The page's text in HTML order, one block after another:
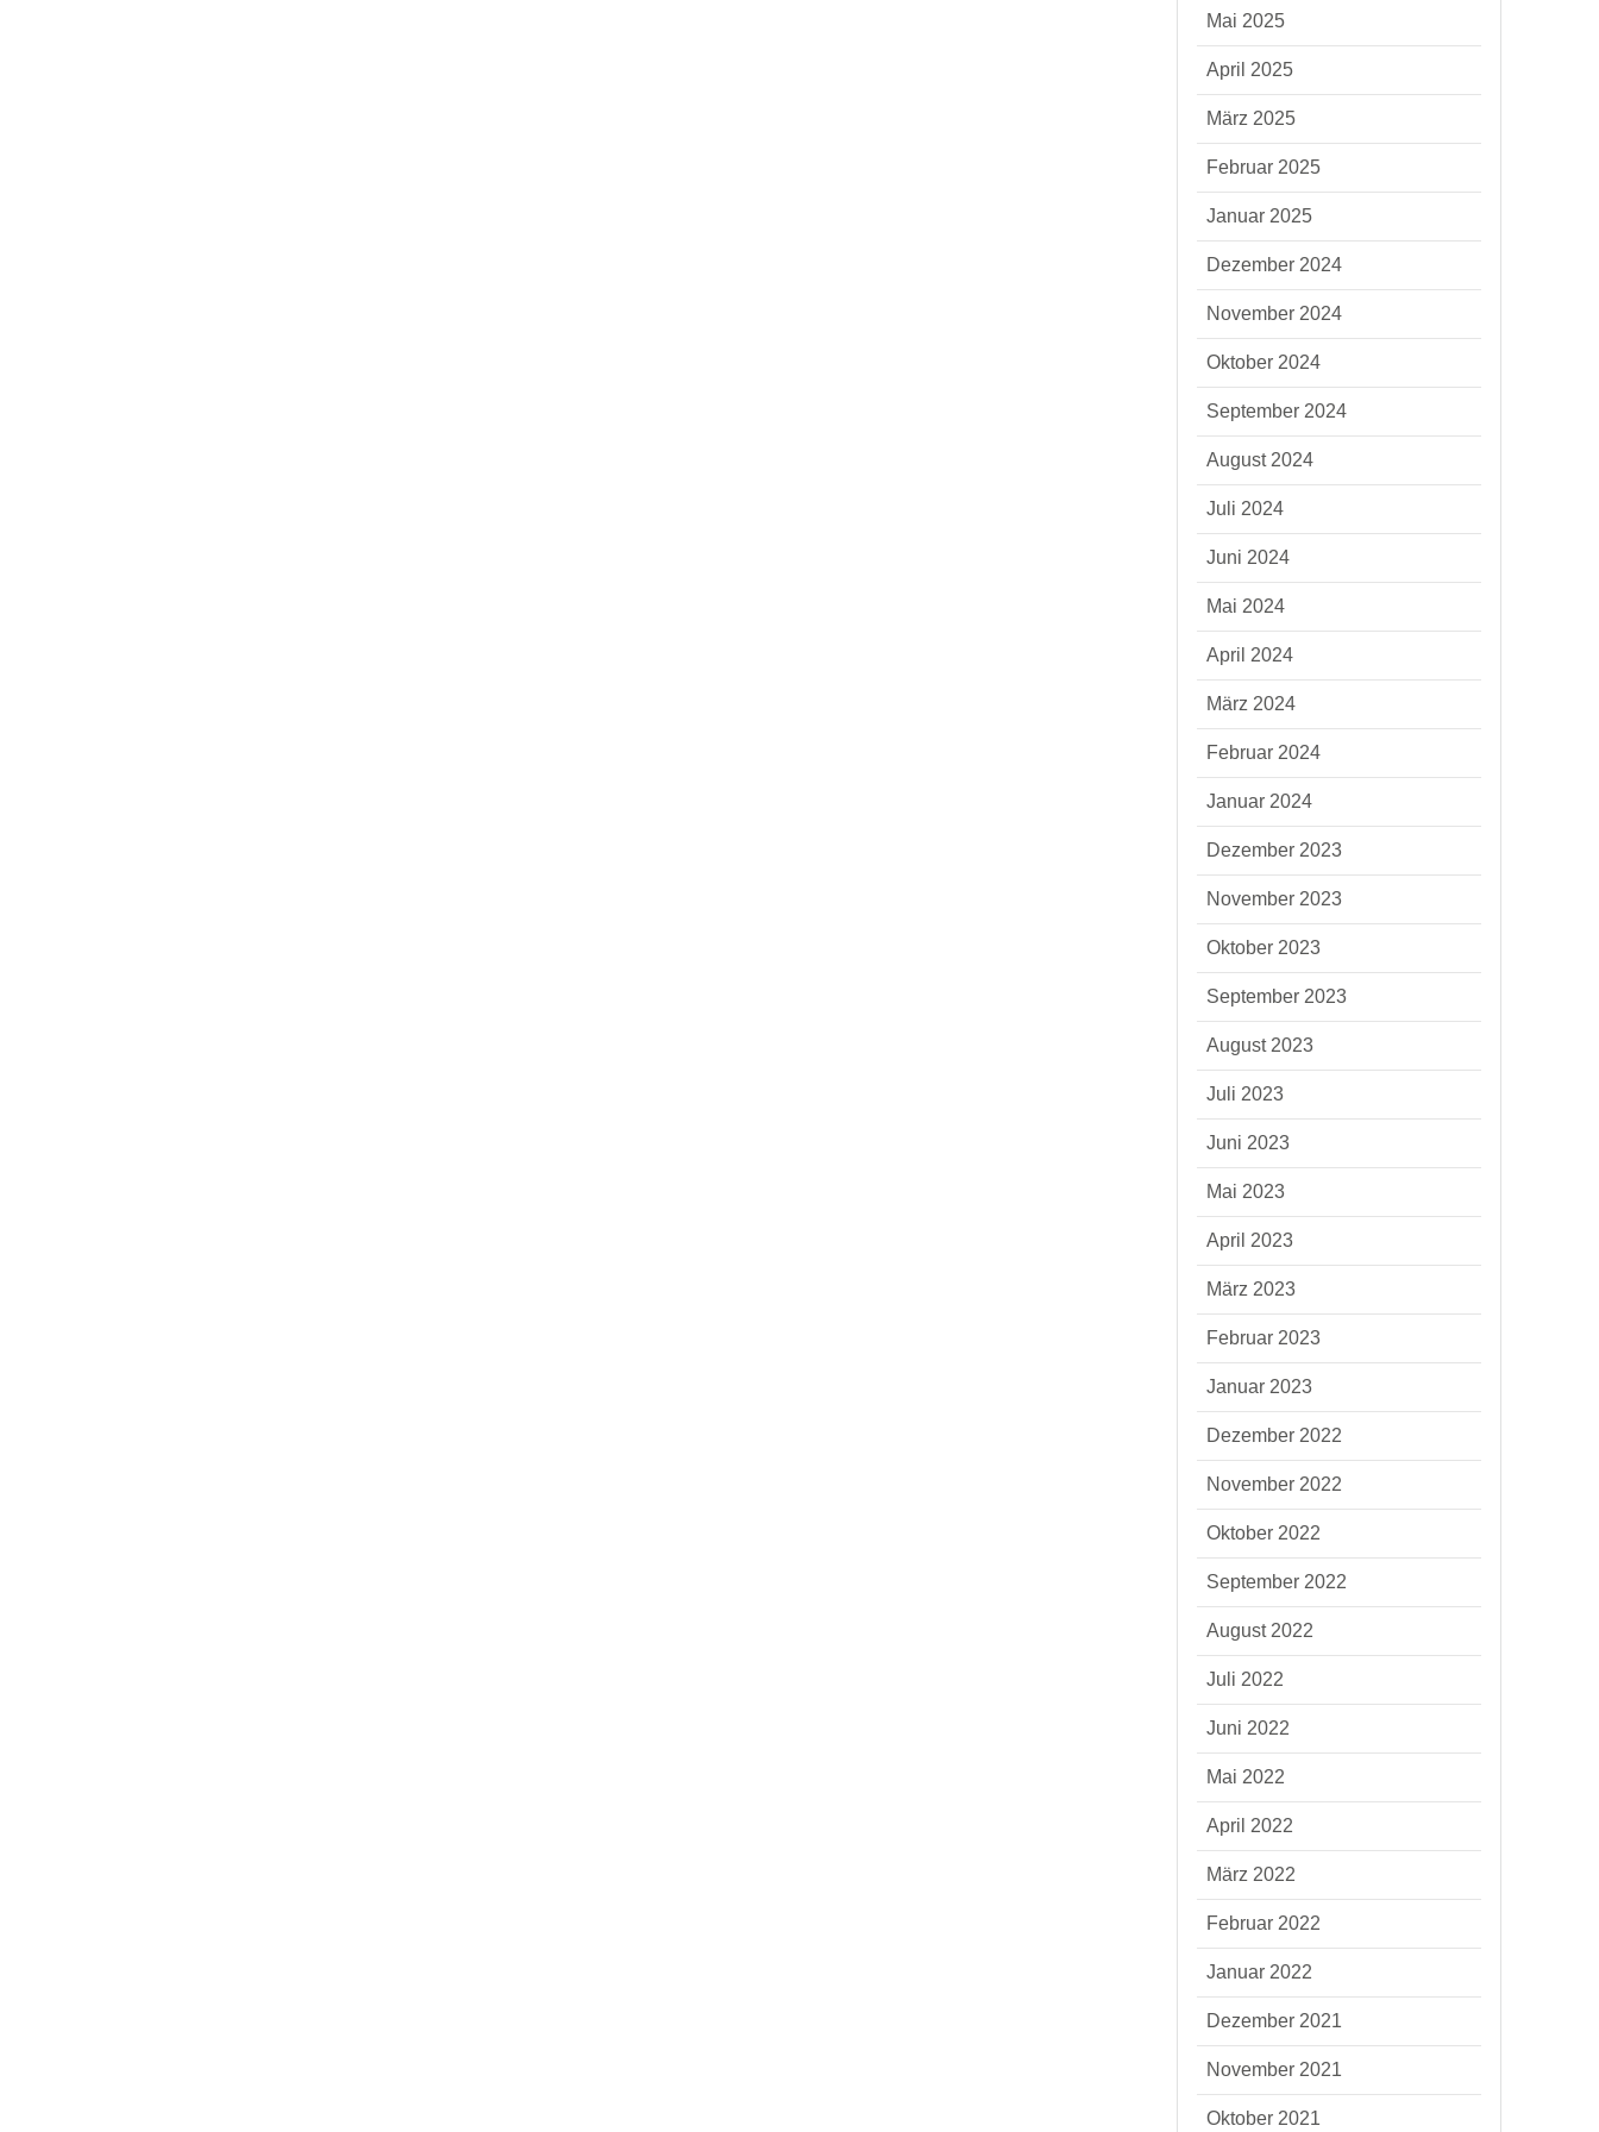
Mai 2025
April 2025
März 2025
Februar 2025
Januar 2025
Dezember 2024
November 2024
Oktober 2024
September 2024
August 2024
Juli 2024
Juni 2024
Mai 2024
April 2024
März 2024
Februar 2024
Januar 2024
Dezember 2023
November 2023
Oktober 2023
September 2023
August 2023
Juli 2023
Juni 2023
Mai 2023
April 2023
März 2023
Februar 2023
Januar 2023
Dezember 2022
November 2022
Oktober 2022
September 2022
August 2022
Juli 2022
Juni 2022
Mai 2022
April 2022
März 2022
Februar 2022
Januar 2022
Dezember 2021
November 2021
Oktober 2021